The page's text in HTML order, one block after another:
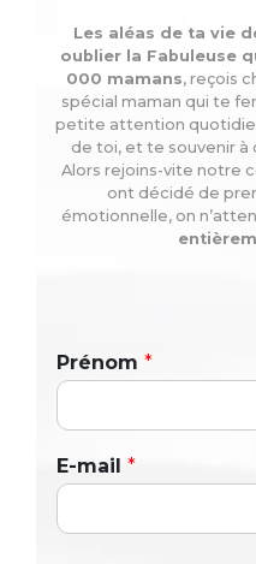
Les aléas de ta vie
oublier la Fabuleuse
000 mamans, reçois
spécial maman qui te
petite attention
de toi, et te souvenir à
Alors rejoins-vite notre
ont décidé de
émotionnelle, on
Prénom *
E-mail *